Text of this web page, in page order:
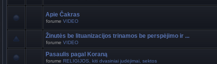
Apie Čakras
forume VIDEO
Žinutės be lituanizacijos trinamos be perspėjimo ir ...
forume VIDEO
Pasaulis pagal Koraną
forume RELIGIJOS, kiti dvasiniai judėjimai, sektos